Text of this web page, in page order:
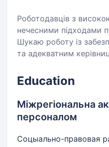
Роботодавців з
нечесними підходами
Шукаю роботу із
та адекватним
Education
Міжрегіональна
персоналом
Соцыально-правовая